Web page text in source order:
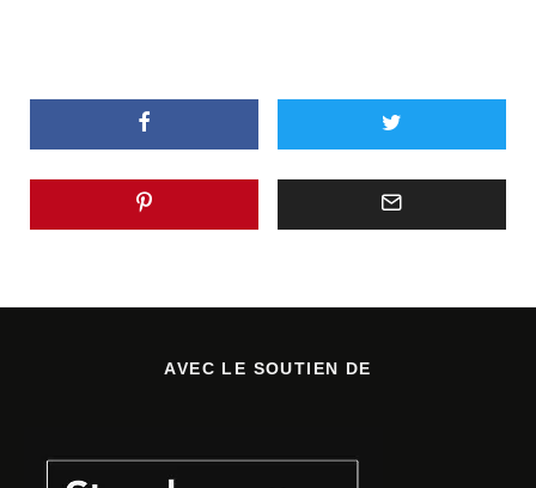
AVEC LE SOUTIEN DE